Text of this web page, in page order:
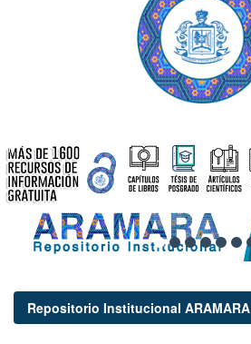
Repositorio Institucional ARAMARA